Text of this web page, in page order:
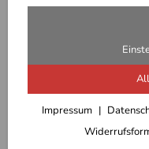
Impressum